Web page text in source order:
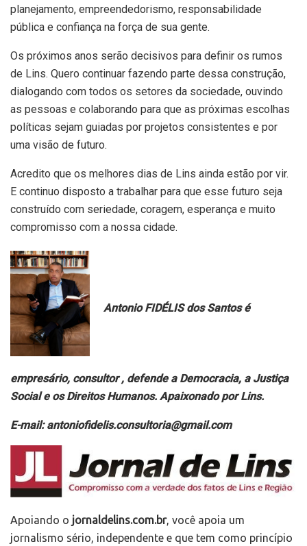
planejamento, empreendedorismo, responsabilidade
pública e confiança na força de sua gente.
Os próximos anos serão decisivos para definir os rumos
de Lins. Quero continuar fazendo parte dessa construção,
dialogando com todos os setores da sociedade, ouvindo
as pessoas e colaborando para que as próximas escolhas
políticas sejam guiadas por projetos consistentes e por
uma visão de futuro.
Acredito que os melhores dias de Lins ainda estão por vir.
E continuo disposto a trabalhar para que esse futuro seja
construído com seriedade, coragem, esperança e muito
compromisso com a nossa cidade.
Antonio FIDÉLIS dos Santos é
empresário, consultor , defende a Democracia, a Justiça
Social e os Direitos Humanos. Apaixonado por Lins.
E-mail: antoniofidelis.consultoria@gmail.com
Apoiando o jornaldelins.com.br, você apoia um
jornalismo sério, independente e que tem como princípio